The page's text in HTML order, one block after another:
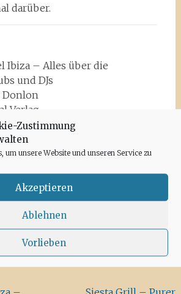
Zustimmung
um unsere Website und unseren Service zu
Akzeptieren
Ablehnen
Vorlieben
darüber.
Ibiza – Alles über die
und DJs
Donlon
Verlag
27. April 2015
Amazon